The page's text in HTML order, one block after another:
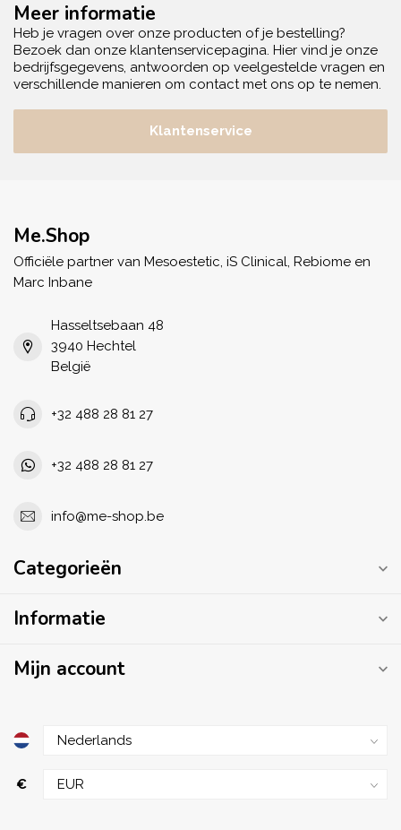
Meer informatie
Heb je vragen over onze producten of je bestelling?
Bezoek dan onze klantenservicepagina. Hier vind je onze
bedrijfsgegevens, antwoorden op veelgestelde vragen en
verschillende manieren om contact met ons op te nemen.
Klantenservice
Me.Shop
Officiële partner van Mesoestetic, iS Clinical, Rebiome en
Marc Inbane
Hasseltsebaan 48
3940 Hechtel
België
+32 488 28 81 27
+32 488 28 81 27
info@me-shop.be
Categorieën
Informatie
Mijn account
€